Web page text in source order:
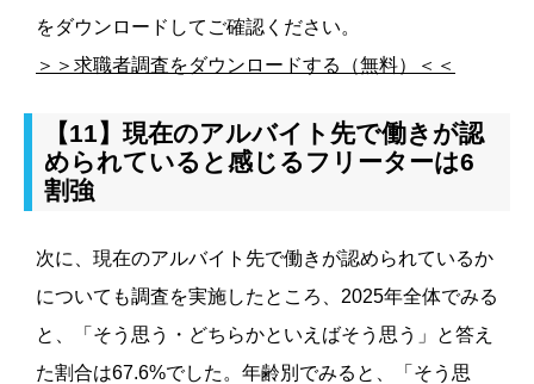
をダウンロードしてご確認ください。
＞＞求職者調査をダウンロードする（無料）＜＜
【11】現在のアルバイト先で働きが認
められていると感じるフリーターは6
割強
次に、現在のアルバイト先で働きが認められているか
についても調査を実施したところ、2025年全体でみる
と、「そう思う・どちらかといえばそう思う」と答え
た割合は67.6%でした。年齢別でみると、「そう思